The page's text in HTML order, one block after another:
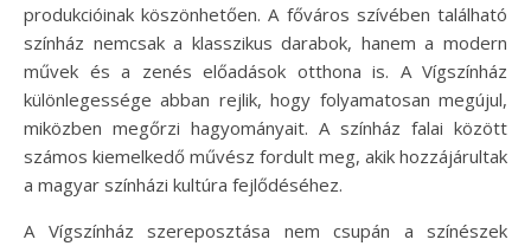
produkcióinak köszönhetően. A főváros szívében található
színház nemcsak a klasszikus darabok, hanem a modern
művek és a zenés előadások otthona is. A Vígszínház
különlegessége abban rejlik, hogy folyamatosan megújul,
miközben megőrzi hagyományait. A színház falai között
számos kiemelkedő művész fordult meg, akik hozzájárultak
a magyar színházi kultúra fejlődéséhez.
A Vígszínház szereposztása nem csupán a színészek